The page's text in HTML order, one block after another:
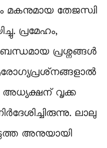
മകനുമായ തേജസ്വി
പ്രമേഹം,
പ്രശ്നങ്ങള്‍
അധ്യക്ഷന് വൃക്ക
ലാലു
അനുയായി